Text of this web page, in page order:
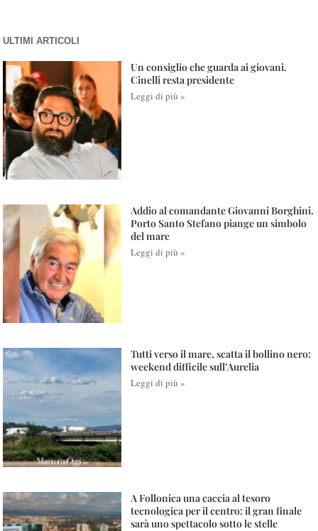
ULTIMI ARTICOLI
Un consiglio che guarda ai giovani.
Cinelli resta presidente
Leggi di più »
Addio al comandante Giovanni Borghini.
Porto Santo Stefano piange un simbolo
del mare
Leggi di più »
Tutti verso il mare, scatta il bollino nero:
weekend difficile sull’Aurelia
Leggi di più »
A Follonica una caccia al tesoro
tecnologica per il centro: il gran finale
sarà uno spettacolo sotto le stelle